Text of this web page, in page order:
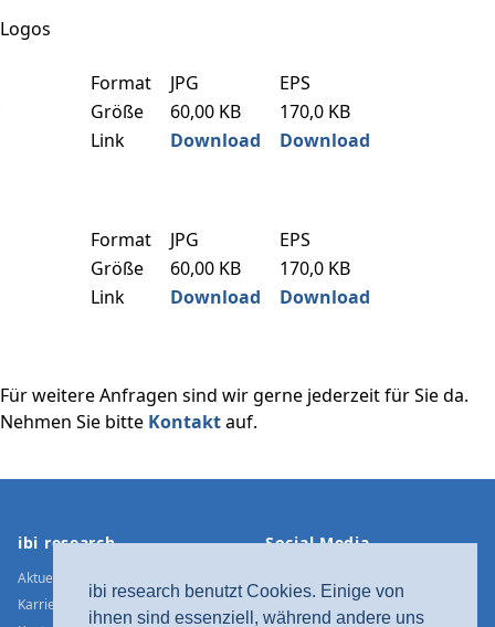
ibi research benutzt Cookies. Einige von
ihnen sind essenziell, während andere uns
Logos
Format JPG
EPS
Größe
60,00 KB
170,0 KB
Link
Download Download
Format JPG
EPS
Größe
60,00 KB
170,0 KB
Link
Download Download
Für weitere Anfragen sind wir gerne jederzeit für Sie da.
Nehmen Sie bitte Kontaktauf.
ibi research
Aktuelle Meldungen
Karriere
Social Media